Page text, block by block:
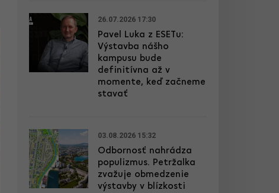
26.07.2026 17:30
Pavel Luka z ESETu:
Výstavba nášho
kampusu bude
definitívna až v
momente, keď začneme
stavať
03.08.2026 15:32
Odbornosť nahrádza
populizmus. Petržalka
zvažuje obmedzenie
výstavby v blízkosti